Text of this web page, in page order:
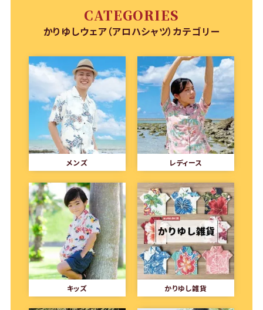
CATEGORIES
かりゆしウェア（アロハシャツ）カテゴリー
メンズ レディース
キッズ かりゆし雑貨